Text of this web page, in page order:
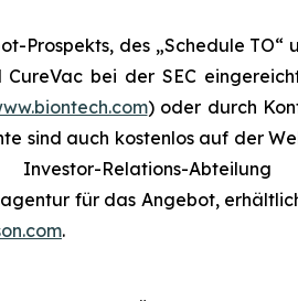
Prospekts, des „Schedule TO“
bei der SEC
) oder durch
sind auch kostenlos auf der
Relations-Abteilung
für das Angebot,
.